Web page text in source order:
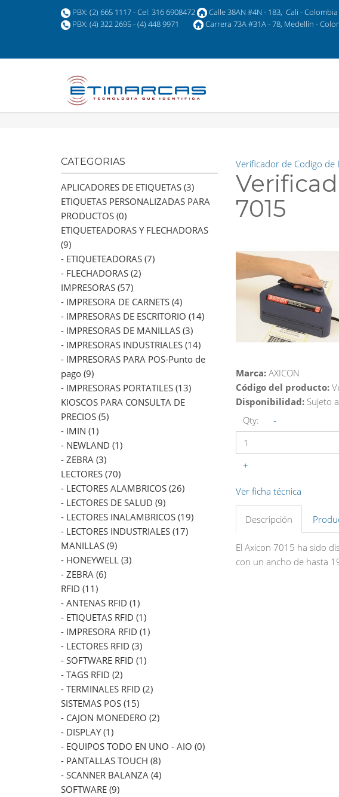
PBX: (2) 665 1117 - Cel: 316 6908472
Calle 38AN #4N - 183, Cali - Colombia
PBX: (4) 322 2695 - (4) 448 9971
Carrera 73A #31A - 78, Medellín -
Verificador de Codigo de
7015
Marca: AXICON
Código del producto:
Disponibilidad: Sujeto
Qty:
-
+
Ver ficha técnica
Descripción
El Axicon 7015 ha sido
con un ancho de hasta
CATEGORIAS
APLICADORES DE ETIQUETAS (3)
ETIQUETAS PERSONALIZADAS PARA
PRODUCTOS (0)
ETIQUETEADORAS Y FLECHADORAS
(9)
- ETIQUETEADORAS (7)
- FLECHADORAS (2)
IMPRESORAS (57)
- IMPRESORA DE CARNETS (4)
- IMPRESORAS DE ESCRITORIO (14)
- IMPRESORAS DE MANILLAS (3)
- IMPRESORAS INDUSTRIALES (14)
- IMPRESORAS PARA POS-Punto de
pago (9)
- IMPRESORAS PORTATILES (13)
KIOSCOS PARA CONSULTA DE
PRECIOS (5)
- IMIN (1)
- NEWLAND (1)
- ZEBRA (3)
LECTORES (70)
- LECTORES ALAMBRICOS (26)
- LECTORES DE SALUD (9)
- LECTORES INALAMBRICOS (19)
- LECTORES INDUSTRIALES (17)
MANILLAS (9)
- HONEYWELL (3)
- ZEBRA (6)
RFID (11)
- ANTENAS RFID (1)
- ETIQUETAS RFID (1)
- IMPRESORA RFID (1)
- LECTORES RFID (3)
- SOFTWARE RFID (1)
- TAGS RFID (2)
- TERMINALES RFID (2)
SISTEMAS POS (15)
- CAJON MONEDERO (2)
- DISPLAY (1)
- EQUIPOS TODO EN UNO - AIO (0)
- PANTALLAS TOUCH (8)
- SCANNER BALANZA (4)
SOFTWARE (9)